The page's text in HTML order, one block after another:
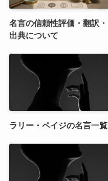
名言の信頼性評価・翻訳・
出典について
ラリー・ペイジの名言一覧